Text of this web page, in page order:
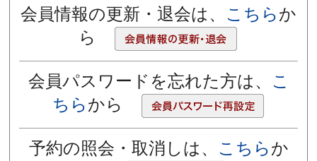
会員情報の更新・退会は、 こちらか
ら
会員パスワードを忘れた方は、 こ
ちらから
予約の照会・取消しは、 こちらか